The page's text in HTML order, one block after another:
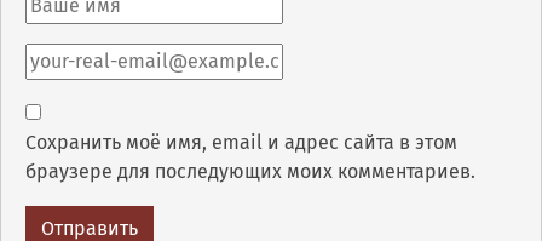
Сохранить моё имя, email и адрес сайта в этом
браузере для последующих моих комментариев.